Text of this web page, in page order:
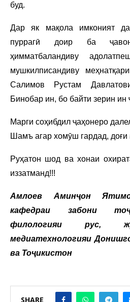
буд.
Дар як мақола имконият
пуррагӣ доир ба
ҳимматбаландиву
мушкилписандиву
Салимов Рустам
Бинобар ин, бо байти зерин
Марги соҳибдил ҷаҳонеро
Шамъ агар хомӯш гардад,
Руҳатон шод ва хонаи
иззатманд!!!
Амлоев Аминҷон
кафедраи забони
филологияи рус,
медиатехнологияи
ва Тоҷикистон
SHARE